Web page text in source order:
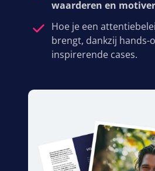
waarderen en
Hoe je een
brengt, dankzij hands-
inspirerende cases.